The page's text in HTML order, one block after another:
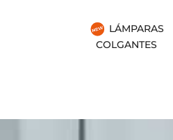
LÁMPARAS
COLGANTES